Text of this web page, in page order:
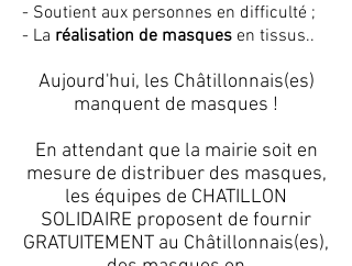
- Soutient aux personnes en difficulté ;
- La réalisation de masques en tissus..
Aujourd'hui, les Châtillonnais(es)
manquent de masques !
En attendant que la mairie soit en
mesure de distribuer des masques,
les équipes de CHATILLON
SOLIDAIRE proposent de fournir
GRATUITEMENT au Châtillonnais(es),